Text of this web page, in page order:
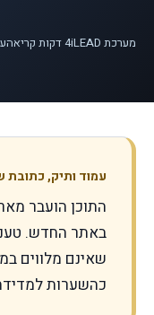
מערכת iLEAD 4דקות קריאה
עמוד ותיק, כתובת
באתר החדש.
שאינם מלווים
כהשערות